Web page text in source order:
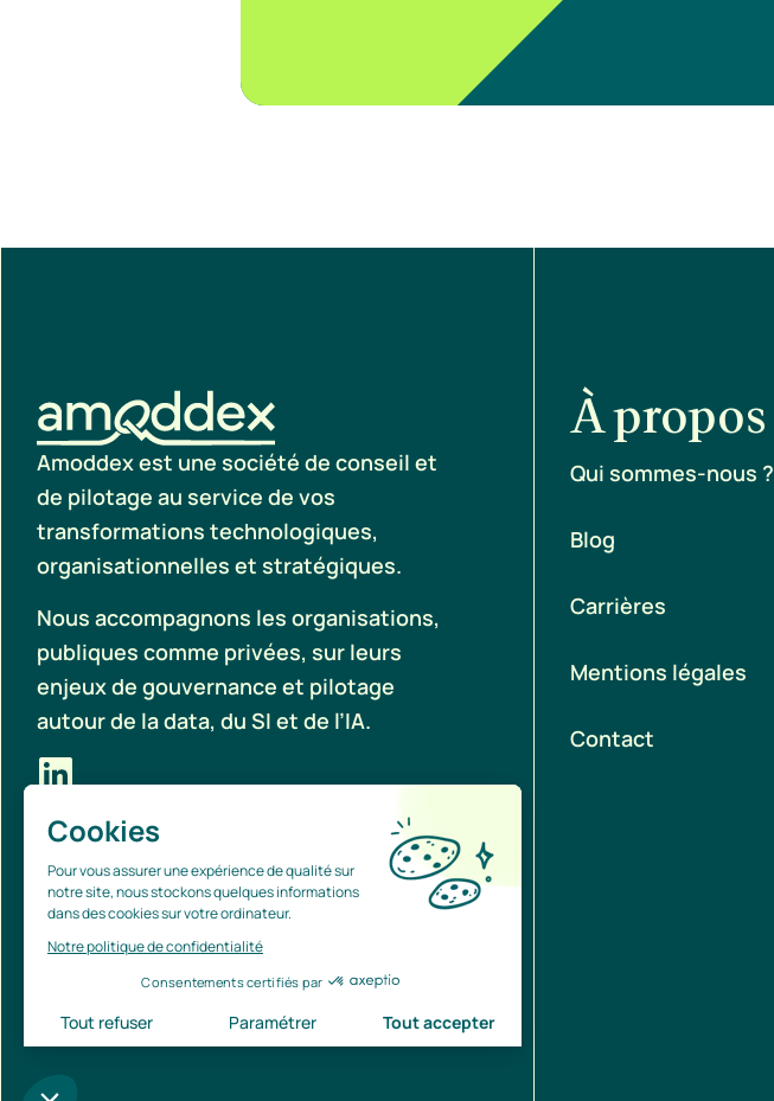
Amoddex est une société de conseil et
de pilotage au service de vos
transformations technologiques,
organisationnelles et stratégiques.
Nous accompagnons les organisations,
publiques comme privées, sur leurs
enjeux de gouvernance et pilotage
autour de la data, du SI et de l’IA.
À propos
Qui sommes-nous ?
Blog
Carrières
Mentions légales
Contact